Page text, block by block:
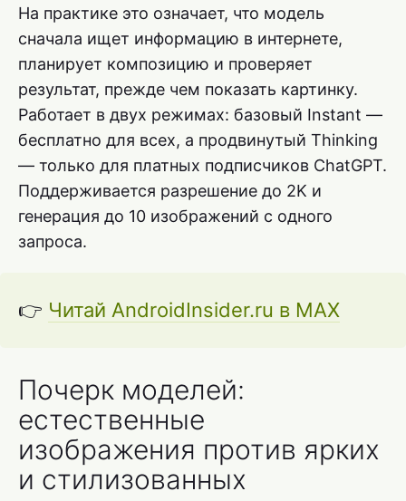
На практике это означает, что модель
сначала ищет информацию в интернете,
планирует композицию и проверяет
результат, прежде чем показать картинку.
Работает в двух режимах: базовый Instant —
бесплатно для всех, а продвинутый Thinking
— только для платных подписчиков ChatGPT.
Поддерживается разрешение до 2K и
генерация до 10 изображений с одного
запроса.
👉 Читай AndroidInsider.ru в MAX
Почерк моделей:
естественные
изображения против ярких
и стилизованных